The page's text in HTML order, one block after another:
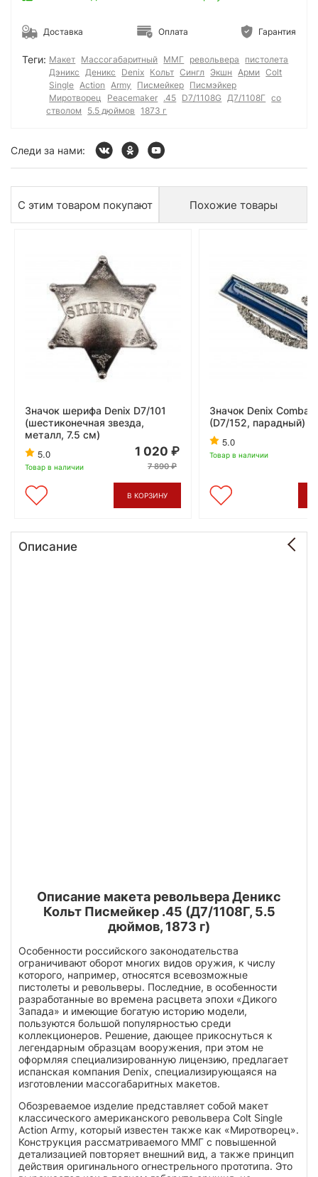
Доставка Оплата Гарантия
Теги: Макет Массогабаритный ММГ револьвера
пистолета
Дэникс
Деникс Denix Кольт Сингл Экшн Арми Colt
Single Action Army Писмейкер Писмэйкер
Миротворец
Peacemaker .45 D7/1108G Д7/1108Г со
стволом
5.5 дюймов 1873 г
Следи за нами:
С этим товаром покупают Похожие товары
Значок шерифа Denix D7/101
(шестиконечная звезда,
металл, 7.5 см)
5.0
Товар в наличии
1 020
7 890
В КОРЗИНУ
Значок Denix Combat
(D7/152, парадный)
5.0
Товар в наличии
Описание
Описание макета револьвера Деникс
Кольт Писмейкер .45 (Д7/1108Г, 5.5
дюймов, 1873 г)
Особенности российского законодательства
ограничивают оборот многих видов оружия, к числу
которого, например, относятся всевозможные
пистолеты и револьверы. Последние, в особенности
разработанные во времена расцвета эпохи «Дикого
Запада» и имеющие богатую историю модели,
пользуются большой популярностью среди
коллекционеров. Решение, дающее прикоснуться к
легендарным образцам вооружения, при этом не
оформляя специализированную лицензию, предлагает
испанская компания Denix, специализирующаяся на
изготовлении массогабаритных макетов.
Обозреваемое изделие представляет собой макет
классического американского револьвера Colt Single
Action Army, который известен также как «Миротворец».
Конструкция рассматриваемого ММГ с повышенной
детализацией повторяет внешний вид, а также принцип
действия оригинального огнестрельного прототипа. Это